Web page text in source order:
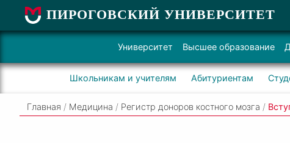
ПИРОГОВСКИЙ УНИВЕРСИТЕТ
Университет Высшее образование
Школьникам и учителям Абитуриентам
Главная / Медицина / Регистр доноров костного мозга /